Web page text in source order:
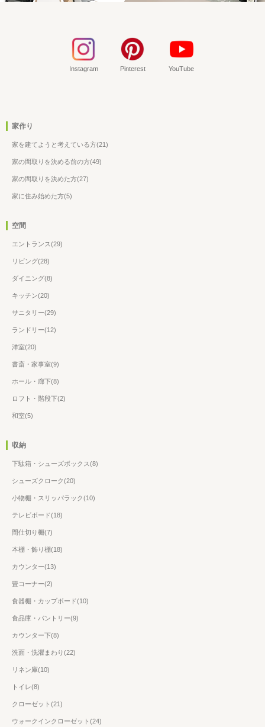
Instagram Pinterest YouTube
家作り
家を建てようと考えている方(21)
家の間取りを決める前の方(49)
家の間取りを決めた方(27)
家に住み始めた方(5)
空間
エントランス(29)
リビング(28)
ダイニング(8)
キッチン(20)
サニタリー(29)
ランドリー(12)
洋室(20)
書斎・家事室(9)
ホール・廊下(8)
ロフト・階段下(2)
和室(5)
収納
下駄箱・シューズボックス(8)
シューズクローク(20)
小物棚・スリッパラック(10)
テレビボード(18)
間仕切り棚(7)
本棚・飾り棚(18)
カウンター(13)
畳コーナー(2)
食器棚・カップボード(10)
食品庫・パントリー(9)
カウンター下(8)
洗面・洗濯まわり(22)
リネン庫(10)
トイレ(8)
クローゼット(21)
ウォークインクローゼット(24)